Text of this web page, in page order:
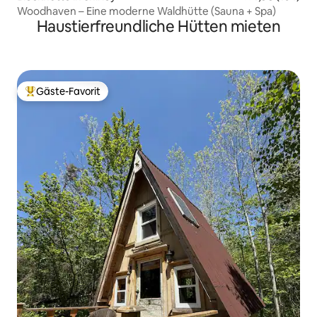
Woodhaven – Eine moderne Waldhütte (Sauna + Spa)
Haustierfreundliche Hütten mieten
Beliebter Gäste-Favorit.
Gäste-Favorit